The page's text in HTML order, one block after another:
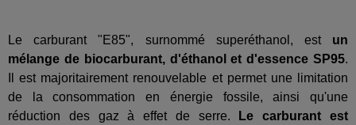
Le carburant "E85", surnommé superéthanol, est un
mélange de biocarburant, d'éthanol et d'essence SP95.
Il est majoritairement renouvelable et permet une limitation
de la consommation en énergie fossile, ainsi qu'une
réduction des gaz à effet de serre.
Le carburant est